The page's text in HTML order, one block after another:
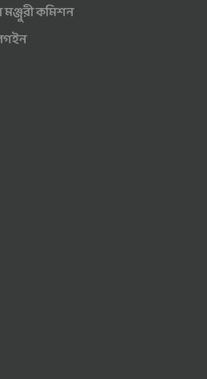
মঞ্জুরী কমিশন